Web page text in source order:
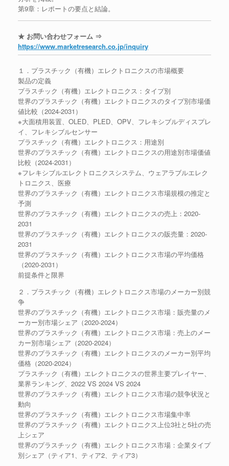
第9章：レポートの要点と結論。
★ お問い合わせフォーム ⇒
https://www.marketresearch.co.jp/inquiry
１．プラスチック（有機）エレクトロニクスの市場概要
製品の定義
プラスチック（有機）エレクトロニクス：タイプ別
世界のプラスチック（有機）エレクトロニクスのタイプ別市場価
値比較（2024-2031）
※大面積用装置、OLED、PLED、OPV、フレキシブルディスプレ
イ、フレキシブルセンサー
プラスチック（有機）エレクトロニクス：用途別
世界のプラスチック（有機）エレクトロニクスの用途別市場価値
比較（2024-2031）
※フレキシブルエレクトロニクスシステム、ウェアラブルエレク
トロニクス、医療
世界のプラスチック（有機）エレクトロニクス市場規模の推定と
予測
世界のプラスチック（有機）エレクトロニクスの売上：2020-
2031
世界のプラスチック（有機）エレクトロニクスの販売量：2020-
2031
世界のプラスチック（有機）エレクトロニクス市場の平均価格
（2020-2031）
前提条件と限界
２．プラスチック（有機）エレクトロニクス市場のメーカー別競
争
世界のプラスチック（有機）エレクトロニクス市場：販売量のメ
ーカー別市場シェア（2020-2024）
世界のプラスチック（有機）エレクトロニクス市場：売上のメー
カー別市場シェア（2020-2024）
世界のプラスチック（有機）エレクトロニクスのメーカー別平均
価格（2020-2024）
プラスチック（有機）エレクトロニクスの世界主要プレイヤー、
業界ランキング、2022 VS 2024 VS 2024
世界のプラスチック（有機）エレクトロニクス市場の競争状況と
動向
世界のプラスチック（有機）エレクトロニクス市場集中率
世界のプラスチック（有機）エレクトロニクス上位3社と5社の売
上シェア
世界のプラスチック（有機）エレクトロニクス市場：企業タイプ
別シェア（ティア1、ティア2、ティア3）